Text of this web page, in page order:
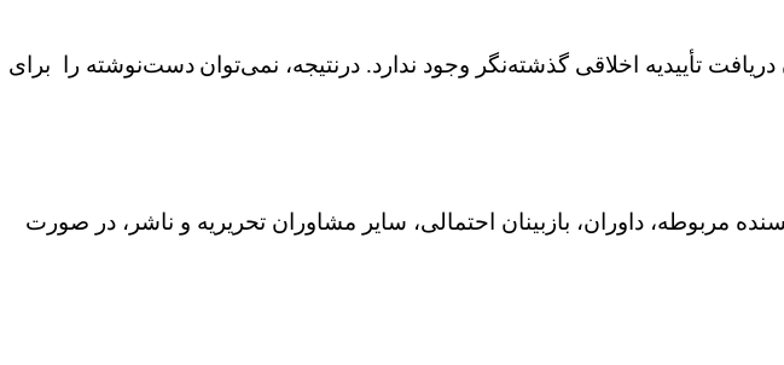
تأییدیه اخلاقی گذشته‌نگر وجود ندارد. درنتیجه، نمی‌توان دست‌نوشته را برای
مربوطه، داوران، بازبینان احتمالی، سایر مشاوران تحریریه و ناشر، در صورت